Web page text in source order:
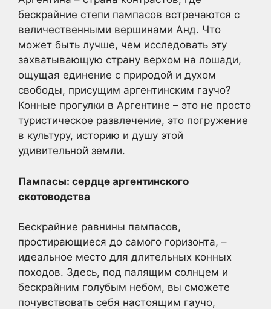
бескрайние степи пампасов встречаются с
величественными вершинами Анд. Что
может быть лучше, чем исследовать эту
захватывающую страну верхом на лошади,
ощущая единение с природой и духом
свободы, присущим аргентинским гаучо?
Конные прогулки в Аргентине – это не просто
туристическое развлечение, это погружение
в культуру, историю и душу этой
удивительной земли.
Пампасы: сердце аргентинского
скотоводства
Бескрайние равнины пампасов,
простирающиеся до самого горизонта, –
идеальное место для длительных конных
походов. Здесь, под палящим солнцем и
бескрайним голубым небом, вы сможете
почувствовать себя настоящим гаучо,